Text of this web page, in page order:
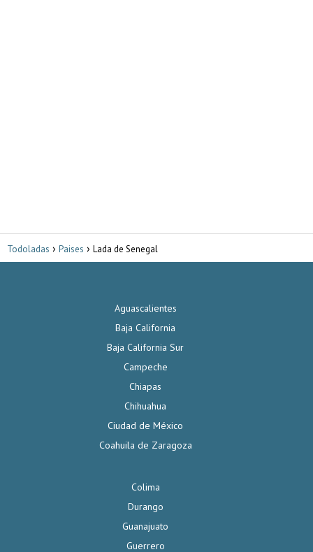
Todoladas Paises Lada de Senegal
Aguascalientes
Baja California
Baja California Sur
Campeche
Chiapas
Chihuahua
Ciudad de México
Coahuila de Zaragoza
Colima
Durango
Guanajuato
Guerrero